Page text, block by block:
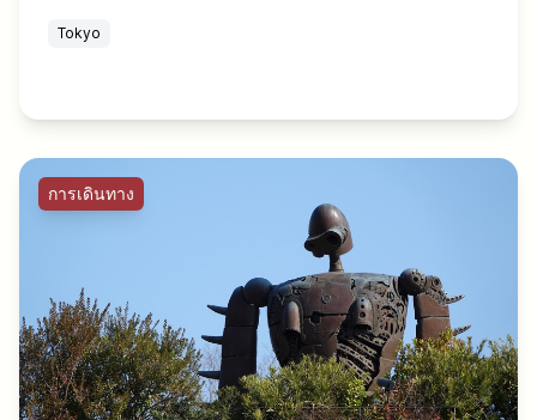
Tokyo
การเดินทาง